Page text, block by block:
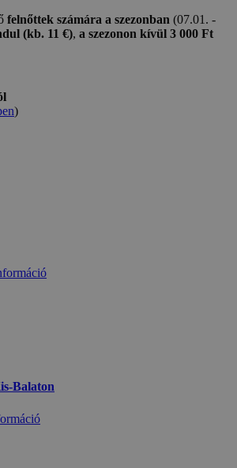
felnőttek számára a szezonban (07.01. -
(kb. 11 €), a szezonon kívül 3 000 Ft
)
Balaton